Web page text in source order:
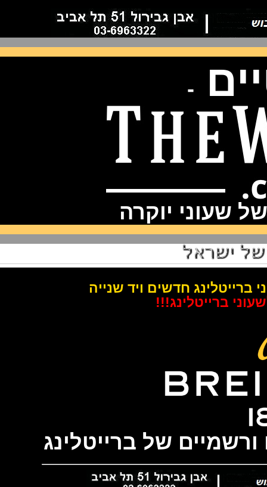
-
יוקרה
חדשים ויד שנייה
ברייטלינג!!!
של ברייטלינג